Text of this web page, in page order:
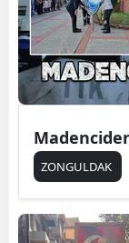
ZONGULDAK